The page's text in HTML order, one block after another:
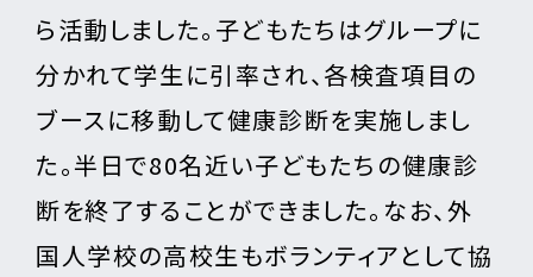
ら活動しました。子どもたちはグループに
分かれて学生に引率され、各検査項目の
ブースに移動して健康診断を実施しまし
た。半日で80名近い子どもたちの健康診
断を終了することができました。なお、外
国人学校の高校生もボランティアとして協